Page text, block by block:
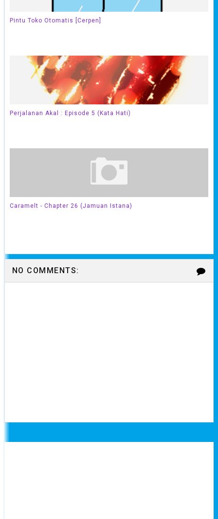
Pintu Toko Otomatis [Cerpen]
Perjalanan Akal : Episode 5 (Kata Hati)
Caramelt - Chapter 26 (Jamuan Istana)
NO COMMENTS: